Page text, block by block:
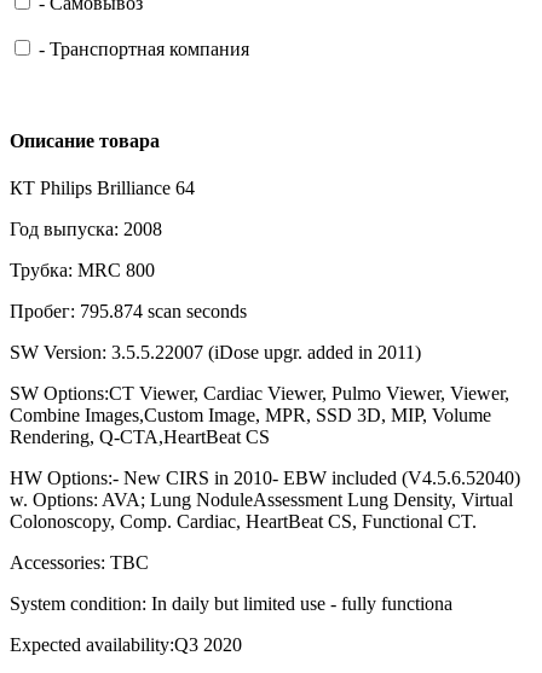
- Транспортная компания
Описание товара
КТ Philips Brilliance 64
Год выпуска: 2008
Трубка: MRC 800
Пробег: 795.874 scan seconds
SW Version: 3.5.5.22007 (iDose upgr. added in 2011)
SW Options:CT Viewer, Cardiac Viewer, Pulmo Viewer, Viewer,
Combine Images,Custom Image, MPR, SSD 3D, MIP, Volume
Rendering, Q-CTA,HeartBeat CS
HW Options:- New CIRS in 2010- EBW included (V4.5.6.52040)
w. Options: AVA; Lung NoduleAssessment Lung Density, Virtual
Colonoscopy, Comp. Cardiac, HeartBeat CS, Functional CT.
Accessories: TBC
System condition: In daily but limited use - fully functiona
Expected availability:Q3 2020